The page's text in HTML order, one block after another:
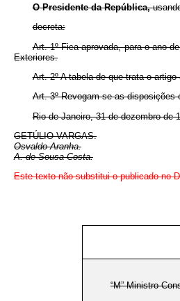
O Presidente da República,
decreta:
Art. 1º Fica aprovada, para o ano
Exteriores.
Art. 2º A tabela de que trata o
Art. 3º Revogam-se as disposições
Rio de Janeiro, 31 de dezembro de
GETÚLIO VARGAS.
Osvaldo Aranha.
A. de Sousa Costa.
Este texto não substitui o publicado no
“M” Ministro